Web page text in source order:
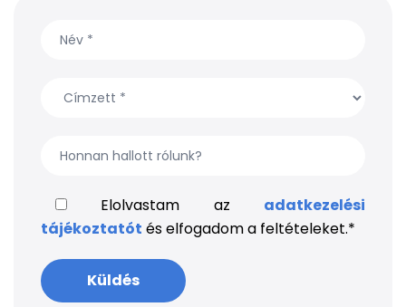
Elolvastam az adatkezelési
tájékoztatót és elfogadom a feltételeket.*